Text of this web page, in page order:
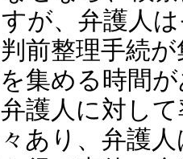
が、弁護人
前整理手続
集める時間
護人に対し
あり、弁護